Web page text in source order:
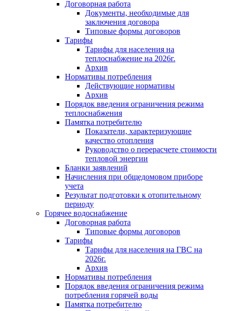
Договорная работа
Документы, необходимые для
заключения договора
Типовые формы договоров
Тарифы
Тарифы для населения на
теплоснабжение на 2026г.
Архив
Нормативы потребления
Действующие нормативы
Архив
Порядок введения ограничения режима
теплоснабжения
Памятка потребителю
Показатели, характеризующие
качество отопления
Руководство о перерасчете стоимости
тепловой энергии
Бланки заявлений
Начисления при общедомовом приборе
учета
Результат подготовки к отопительному
периоду
Горячее водоснабжение
Договорная работа
Типовые формы договоров
Тарифы
Тарифы для населения на ГВС на
2026г.
Архив
Нормативы потребления
Порядок введения ограничения режима
потребления горячей воды
Памятка потребителю